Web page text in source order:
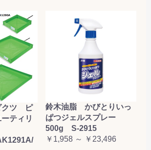
クツ ピ
ティリ
鈴木油脂 かびとりいっ
ぱつジェルスプレー
500g S-2915
￥1,958 ～ ￥23,496